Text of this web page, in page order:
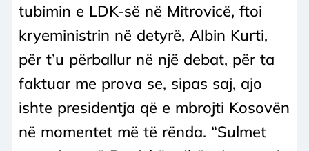
tubimin e LDK-së në Mitrovicë, ftoi
kryeministrin në detyrë, Albin Kurti,
për t’u përballur në një debat, për ta
faktuar me prova se, sipas saj, ajo
ishte presidentja që e mbrojti Kosovën
në momentet më të rënda. “Sulmet